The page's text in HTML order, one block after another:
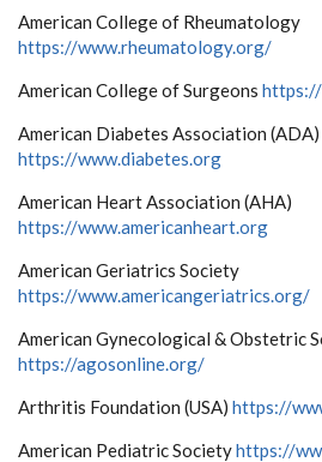
American College of Rheumatology
https://www.rheumatology.org/
American College of Surgeons
American Diabetes Association (ADA)
https://www.diabetes.org
American Heart Association (AHA)
https://www.americanheart.org
American Geriatrics Society
https://www.americangeriatrics.org/
American Gynecological & Obstetric
https://agosonline.org/
Arthritis Foundation (USA) https://
American Pediatric Societyhttps://